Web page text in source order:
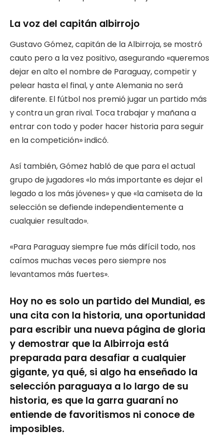
La voz del capitán albirrojo
Gustavo Gómez, capitán de la Albirroja, se mostró
cauto pero a la vez positivo, asegurando «queremos
dejar en alto el nombre de Paraguay, competir y
pelear hasta el final, y ante Alemania no será
diferente. El fútbol nos premió jugar un partido más
y contra un gran rival. Toca trabajar y mañana a
entrar con todo y poder hacer historia para seguir
en la competición» indicó.
Así también, Gómez habló de que para el actual
grupo de jugadores «lo más importante es dejar el
legado a los más jóvenes» y que «la camiseta de la
selección se defiende independientemente a
cualquier resultado».
«Para Paraguay siempre fue más difícil todo, nos
caímos muchas veces pero siempre nos
levantamos más fuertes».
Hoy no es solo un partido del Mundial, es
una cita con la historia, una oportunidad
para escribir una nueva página de gloria
y demostrar que la Albirroja está
preparada para desafiar a cualquier
gigante, ya qué, si algo ha enseñado la
selección paraguaya a lo largo de su
historia, es que la garra guaraní no
entiende de favoritismos ni conoce de
imposibles.